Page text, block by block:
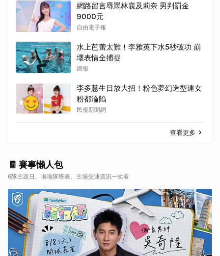
網路留言辱罵林襄及莉奈 男判罰金
9000元
自由電子報
水上芭蕾太難！李雅英下水5秒破功 崩
壞表情全捕捉
鏡報
李多慧生日放大招！粉色夢幻造型連女
粉都淪陷
民視新聞網
查看更多
🧾 賽事懶人包
6隊主題日、啦啦隊班表、主場交通資訊一次看